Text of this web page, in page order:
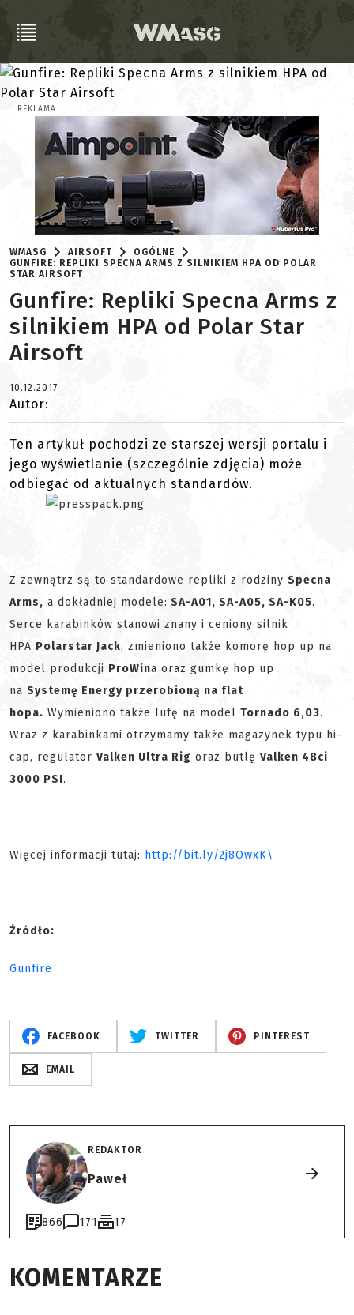
REKLAMA
WMASG AIRSOFT
OGÓLNE
GUNFIRE: REPLIKI SPECNA ARMS Z SILNIKIEM HPA OD POLAR
STAR AIRSOFT
Gunfire: Repliki Specna Arms z
silnikiem HPA od Polar Star
Airsoft
10.12.2017
Autor:
Ten artykuł pochodzi ze starszej wersji portalu i
jego wyświetlanie (szczególnie zdjęcia) może
odbiegać od aktualnych standardów.
Z zewnątrz są to standardowe repliki z rodziny Specna
Arms, a dokładniej modele: SA-A01, SA-A05, SA-K05.
Serce karabinków stanowi znany i ceniony silnik
HPA Polarstar Jack, zmieniono także komorę hop up na
model produkcji ProWina oraz gumkę hop up
na Systemę Energy przerobioną na flat
hopa. Wymieniono także lufę na model Tornado 6,03.
Wraz z karabinkami otrzymamy także magazynek typu hi-
cap, regulator Valken Ultra Rig oraz butlę Valken 48ci
3000 PSI.
Więcej informacji tutaj: http://bit.ly/2j8OwxK\
Źródło:
Gunfire
FACEBOOK TWITTER PINTEREST
EMAIL
REDAKTOR
Paweł
866 171 17
KOMENTARZE